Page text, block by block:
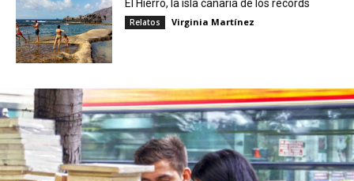
El Hierro, la isla canaria de los récords
Relatos Virginia Martínez